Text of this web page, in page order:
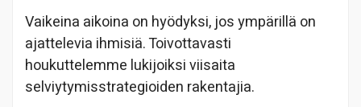
Vaikeina aikoina on hyödyksi, jos ympärillä on
ajattelevia ihmisiä. Toivottavasti
houkuttelemme lukijoiksi viisaita
selviytymisstrategioiden rakentajia.